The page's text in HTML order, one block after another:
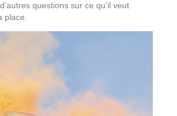
questions sur ce qu’il veut
place.